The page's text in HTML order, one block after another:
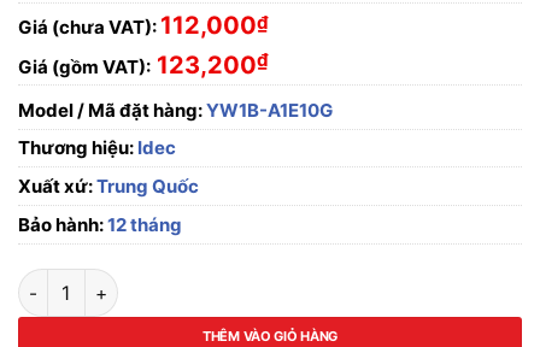
Giá (chưa VAT): 112,000₫
Giá (gồm VAT): 123,200₫
Model / Mã đặt hàng:YW1B-A1E10G
Thương hiệu: Idec
Xuất xứ:Trung Quốc
Bảo hành:12 tháng
Nút nhấn giữ, không đèn, phi 22 Idec YW1B-A1E10G Màu
THÊM VÀO GIỎ HÀNG